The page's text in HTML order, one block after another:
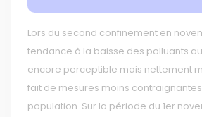
Lors du second confinement en
tendance à la baisse des polluants
encore perceptible mais nettement
fait de mesures moins
population. Sur la période du 1er